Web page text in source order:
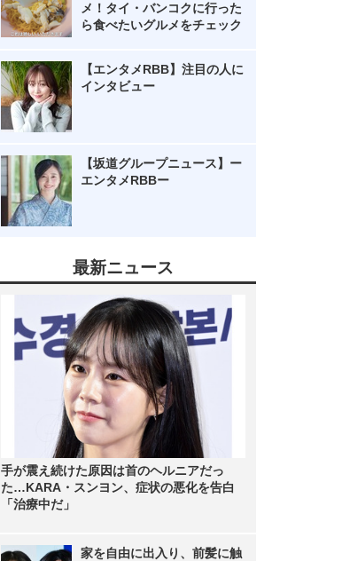
メ！タイ・バンコクに行った
ら食べたいグルメをチェック
【エンタメRBB】注目の人に
インタビュー
【坂道グループニュース】ー
エンタメRBBー
最新ニュース
手が震え続けた原因は首のヘルニアだっ
た…KARA・スンヨン、症状の悪化を告白
「治療中だ」
家を自由に出入り、前髪に触